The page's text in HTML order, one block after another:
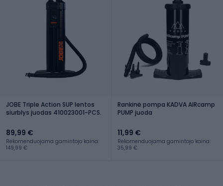
JOBE Triple Action SUP lentos
siurblys juodas 410023001-PCS.
89,99 €
Rekomenduojama gamintojo kaina:
149,99 €
Rankinė pompa KADVA AIRcamp
PUMP juoda
11,99 €
Rekomenduojama gamintojo kaina:
35,99 €